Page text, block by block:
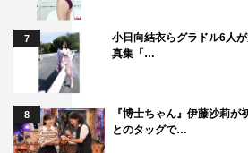
2021年11月1日（月）放送開始
毎週（月）〜（土）前8・00〜8・
※土曜日は1週間の振り返り
公式HP：https://www.nhk.or.jp/
©NHK
7
小日向結衣らグラドル6人
真集「…
8
『博士ちゃん』伊藤沙莉
とのタッグで…